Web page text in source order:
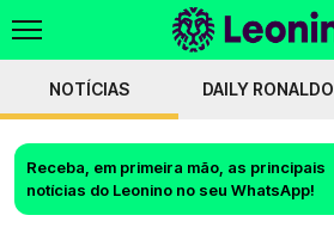
NOTÍCIAS DAILY RONALDO
Receba, em primeira mão, as principais
notícias do Leonino no seu WhatsApp!